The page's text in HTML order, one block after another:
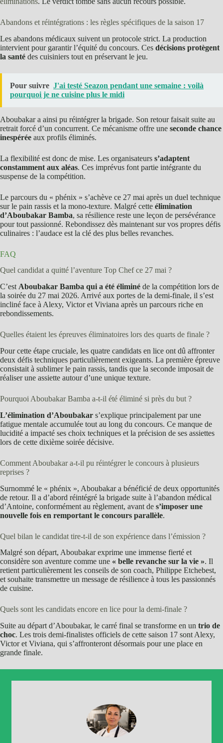
Abandons et réintégrations : les règles spécifiques de la saison 17
Les abandons médicaux suivent un protocole strict. La production
intervient pour garantir l’équité du concours. Ces décisions protègent
la santé des cuisiniers tout en préservant le jeu.
Pour suivre J'ai testé Seazon pendant une semaine : voilà
pourquoi je ne cuisine plus le midi
Aboubakar a ainsi pu réintégrer la brigade. Son retour faisait suite au
retrait forcé d’un concurrent. Ce mécanisme offre une seconde chance
inespérée aux profils éliminés.
La flexibilité est donc de mise. Les organisateurs s’adaptent
constamment aux aléas. Ces imprévus font partie intégrante du
suspense de la compétition.
Le parcours du « phénix » s’achève ce 27 mai après un duel technique
sur le pain rassis et la mono-texture. Malgré cette élimination
d’Aboubakar Bamba, sa résilience reste une leçon de persévérance
pour tout passionné. Rebondissez dès maintenant sur vos propres défis
culinaires : l’audace est la clé des plus belles revanches.
FAQ
Quel candidat a quitté l’aventure Top Chef ce 27 mai ?
C’est Aboubakar Bamba qui a été éliminé de la compétition lors de
la soirée du 27 mai 2026. Arrivé aux portes de la demi-finale, il s’est
incliné face à Alexy, Victor et Viviana après un parcours riche en
rebondissements.
Quelles étaient les épreuves éliminatoires lors des quarts de finale ?
Pour cette étape cruciale, les quatre candidats en lice ont dû affronter
deux défis techniques particulièrement exigeants. La première épreuve
consistait à sublimer le pain rassis, tandis que la seconde imposait de
réaliser une assiette autour d’une unique texture.
Pourquoi Aboubakar Bamba a-t-il été éliminé si près du but ?
L’élimination d’Aboubakar s’explique principalement par une
fatigue mentale accumulée tout au long du concours. Ce manque de
lucidité a impacté ses choix techniques et la précision de ses assiettes
lors de cette dixième soirée décisive.
Comment Aboubakar a-t-il pu réintégrer le concours à plusieurs
reprises ?
Surnommé le « phénix », Aboubakar a bénéficié de deux opportunités
de retour. Il a d’abord réintégré la brigade suite à l’abandon médical
d’Antoine, conformément au règlement, avant de s’imposer une
nouvelle fois en remportant le concours parallèle.
Quel bilan le candidat tire-t-il de son expérience dans l’émission ?
Malgré son départ, Aboubakar exprime une immense fierté et
considère son aventure comme une « belle revanche sur la vie ». Il
retient particulièrement les conseils de son coach, Philippe Etchebest,
et souhaite transmettre un message de résilience à tous les passionnés
de cuisine.
Quels sont les candidats encore en lice pour la demi-finale ?
Suite au départ d’Aboubakar, le carré final se transforme en un trio de
choc. Les trois demi-finalistes officiels de cette saison 17 sont Alexy,
Victor et Viviana, qui s’affronteront désormais pour une place en
grande finale.